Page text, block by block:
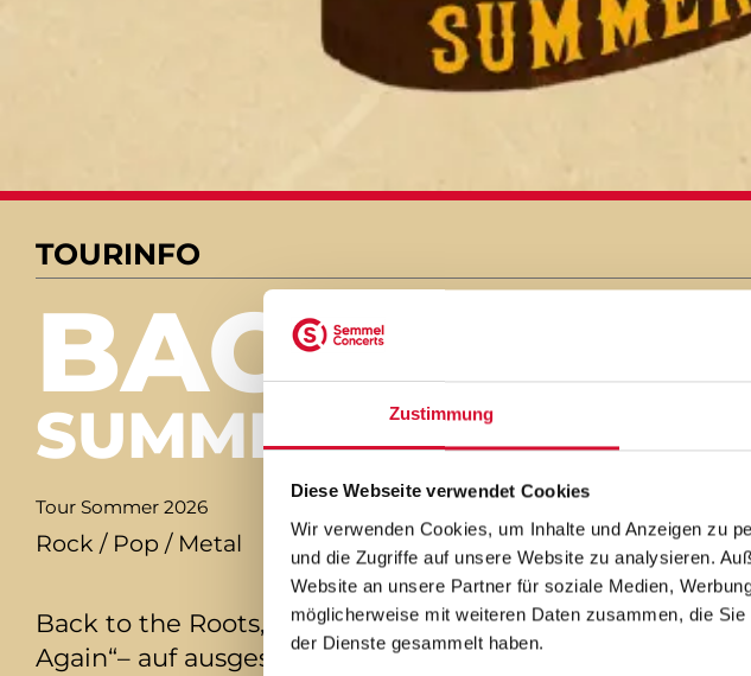
Zustimmung
Diese Webseite verwendet Cookies
Wir verwenden Cookies, um Inhalte und Anzeigen zu
und die Zugriffe auf unsere Website zu analysieren.
Website an unsere Partner für soziale Medien,
möglicherweise mit weiteren Daten zusammen, die
der Dienste gesammelt haben.
TOURINFO
BACK TO
SUMMER 2026
Tour Sommer 2026
Rock / Pop / Metal
Back to the Roots, BACK TO THE BOOTS! Die
Again“– auf ausgesuchten Festivals und Open Airs, um